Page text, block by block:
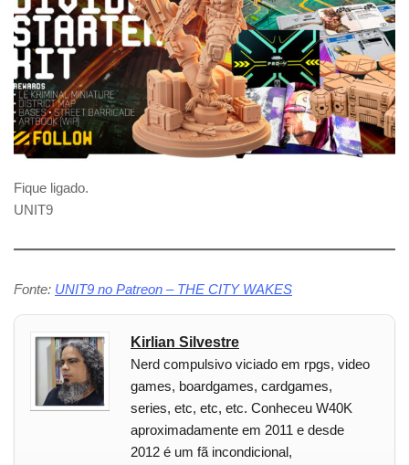
Fique ligado.
UNIT9
Fonte: UNIT9 no Patreon – THE CITY WAKES
Kirlian Silvestre
Nerd compulsivo viciado em rpgs, video
games, boardgames, cardgames,
series, etc, etc, etc. Conheceu W40K
aproximadamente em 2011 e desde
2012 é um fã incondicional,